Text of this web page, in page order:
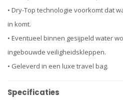
• Dry-Top technologie voorkomt dat
in komt.
• Eventueel binnen gesijpeld water
ingebouwde veiligheidskleppen.
• Geleverd in een luxe travel bag.
Specificaties